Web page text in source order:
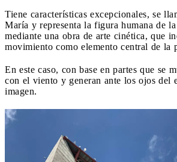
Tiene características excepcionales, se
María y representa la figura humana de
mediante una obra de arte cinética, que
movimiento como elemento central de la
En este caso, con base en partes que se
con el viento y generan ante los ojos del
imagen.